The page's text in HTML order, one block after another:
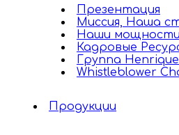
Презентация
Миссия, Наша
Наши мощности
Кадровые
Группа
Whistleblower
Продукции